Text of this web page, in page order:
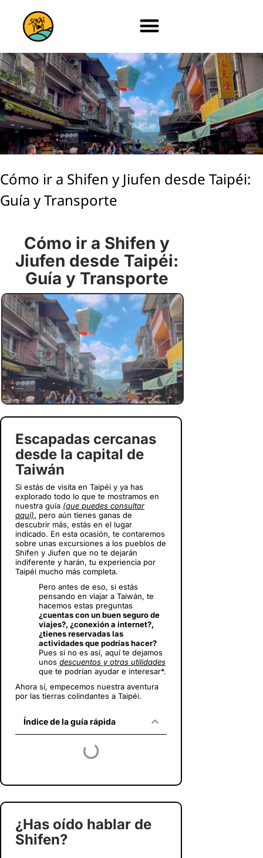
Cómo ir a Shifen y Jiufen desde Taipéi:
Guía y Transporte
Cómo ir a Shifen y
Jiufen desde Taipéi:
Guía y Transporte
Escapadas cercanas
desde la capital de
Taiwán
Si estás de visita en Taipéi y ya has
explorado todo lo que te mostramos en
nuestra guía (que puedes consultar
aquí), pero aún tienes ganas de
descubrir más, estás en el lugar
indicado. En esta ocasión, te contaremos
sobre unas excursiones a los pueblos de
Shifen y Jiufen que no te dejarán
indiferente y harán, tu experiencia por
Taipéi mucho más completa.
Pero antes de eso, si estás
pensando en viajar a Taiwán, te
hacemos estas preguntas
¿cuentas con un buen seguro de
viajes?, ¿conexión a internet?,
¿tienes reservadas las
actividades que podrías hacer?
Pues si no es así, aquí te dejamos
unos descuentos y otras utilidades
que te podrían ayudar e interesar*.
Ahora sí, empecemos nuestra aventura
por las tierras colindantes a Taipéi.
Índice de la guía rápida
¿Has oído hablar de
Shifen?